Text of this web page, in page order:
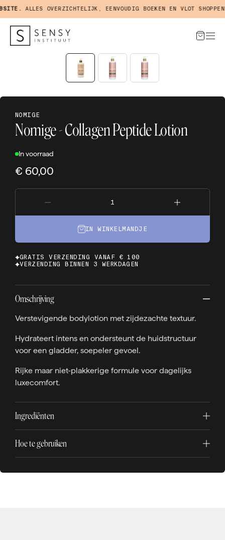
ALLES OVERZICHTELIJK, EENVOUDIG BOEKEN EN VLOT SHOPPEN
NOMIGE
Nomige - Collagen Peptide Lotion
In voorraad
€ 60,00
IN WINKELMANDJE
GRATIS VERZENDING VANAF € 100
VERZENDING BINNEN 3 WERKDAGEN
Omschrijving
Verstevigende bodylotion met zijdezachte textuur.
Hydrateert intens en ondersteunt de huidstructuur
voor een gladder, soepeler gevoel.
Rijke maar niet-plakkerige formule voor dagelijks
luxecomfort.
Ingrediënten
Hoe te gebruiken